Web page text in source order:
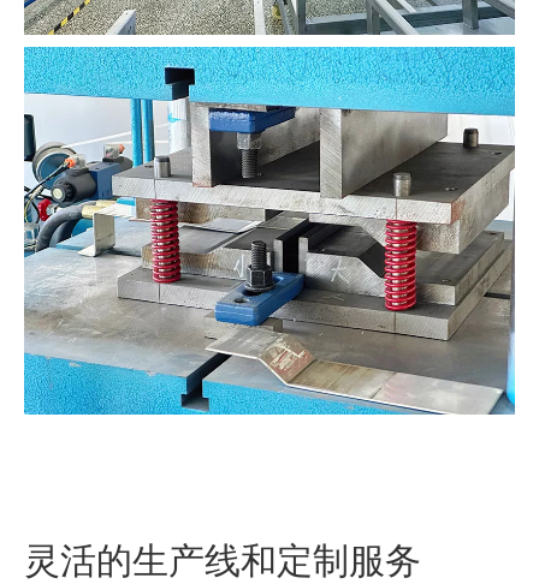
灵活的生产线和定制服务